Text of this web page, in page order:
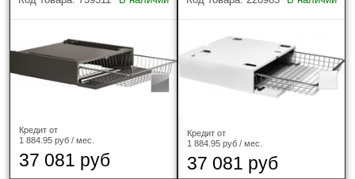
Кредит от
1 884.95 руб / мес.
37 081 руб
Кредит от
1 884.95 руб / мес.
37 081 руб